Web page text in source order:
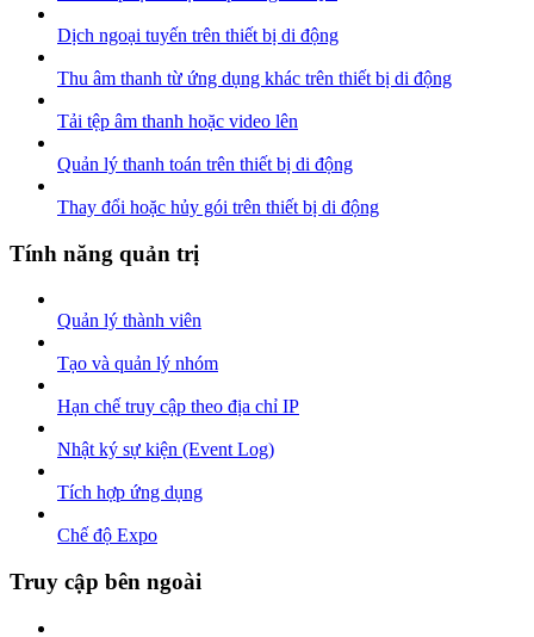
Dịch ngoại tuyến trên thiết bị di động
Thu âm thanh từ ứng dụng khác trên thiết bị di động
Tải tệp âm thanh hoặc video lên
Quản lý thanh toán trên thiết bị di động
Thay đổi hoặc hủy gói trên thiết bị di động
Tính năng quản trị
Quản lý thành viên
Tạo và quản lý nhóm
Hạn chế truy cập theo địa chỉ IP
Nhật ký sự kiện (Event Log)
Tích hợp ứng dụng
Chế độ Expo
Truy cập bên ngoài